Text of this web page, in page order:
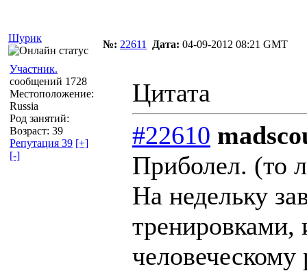
Шурик
№: 22611 Дата: 04-09-2012 08:21 GMT
Участник.
сообщений 1728
Местоположение:
Russia
Род занятий:
Возраст: 39
Репутация 39 [+]
[-]
Цитата
#22610
Приболел. (то
На недельку
тренировками,
человеческому